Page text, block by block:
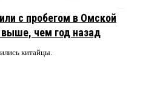
с пробегом в Омской
выше, чем год назад
китайцы.